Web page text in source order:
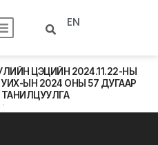
EN
ЦЭЦИЙН 2024.11.22-НЫ
УИХ-ЫН 2024 ОНЫ 57 ДУГААР